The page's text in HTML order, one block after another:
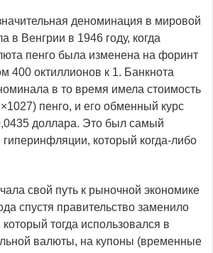
деноминация в мировой
в Венгрии в 1946 году, когда
пенго была изменена на форинт
400 октиллионов к 1. Банкнота
в то время имела стоимость
пенго, и его обменный курс
доллара. Это был самый
который когда-либо
свой путь к рыночной экономике
спустя правительство заменило
который тогда использовался в
валюты, на купоны (временные